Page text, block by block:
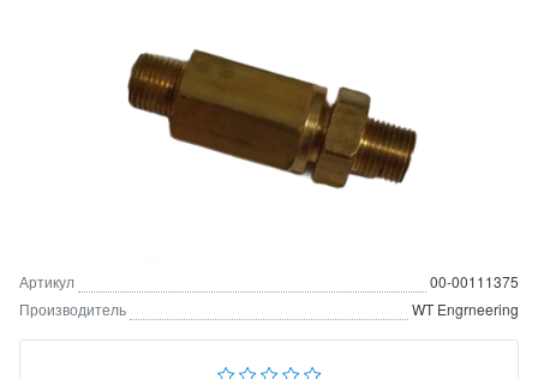
Артикул
00-00111375
Производитель
WT Engrneering